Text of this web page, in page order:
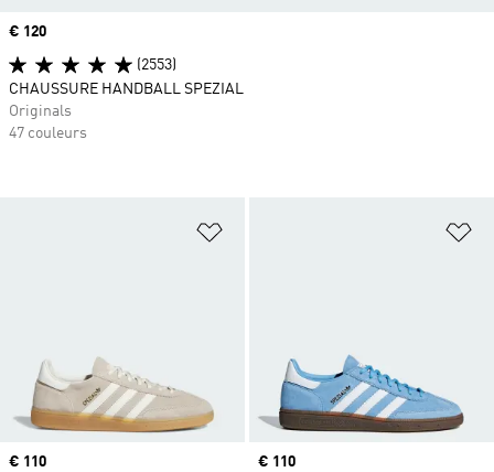
Ajouter à la Liste de produits
Prix
€ 110
Prix
€ 110
Prix
€ 120
(2553)
CHAUSSURE HANDBALL SPEZIAL
Originals
47 couleurs